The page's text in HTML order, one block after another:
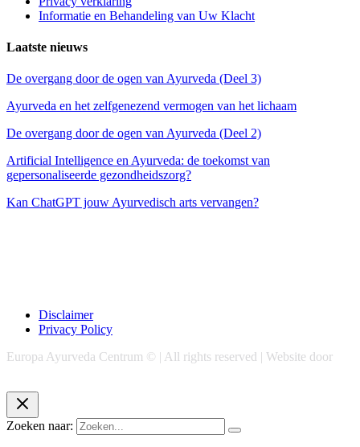
Informatie en Behandeling van Uw Klacht
Laatste nieuws
De overgang door de ogen van Ayurveda (Deel 3)
Ayurveda en het zelfgenezend vermogen van het lichaam
De overgang door de ogen van Ayurveda (Deel 2)
Artificial Intelligence en Ayurveda: de toekomst van
gepersonaliseerde gezondheidszorg?
Kan ChatGPT jouw Ayurvedisch arts vervangen?
Disclaimer
Privacy Policy
Europa Ayurveda Centrum © | All rights reserved | Website door
Zoeken naar: